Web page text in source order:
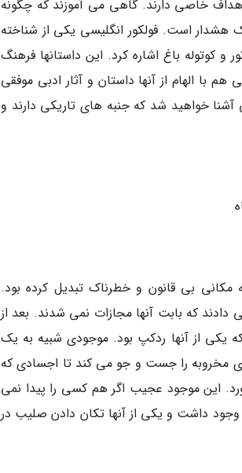
خاصی دارند. گاهی می آموزند که چگونه
هشدار است. فولکور انگلیسی یکی از شناخته
و کوتوله باغ اشاره کرد. این داستانها فرهنگ
الهام از آنها داستان و آثار ادبی موفقی
آشنا خواهید شد که جنبه های تاریکی دارند و
مکانی بی قانون و خطرناک تبدیل کرده بود.
که بابت آنها مجازات نمی شدند. بعد از
یکی از آنها ردکپ بود. موجودی شبیه به یک
مخروبه را جست و جو می کند تا اجسادی که
این موجود عجیب اگر هم کسی را پیدا نمی
داشت و یکی از آنها تکان دادن صلیب در